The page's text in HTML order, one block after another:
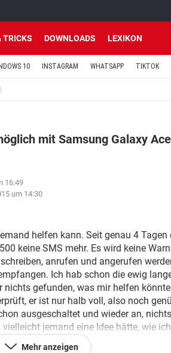
TRICKS DOWNLOADS LEXIKON
10 INSTAGRAM WHATSAPP TIKTOK
mit Samsung Galaxy
16:49
um 14:30
helfen kann. Seit genau 4
keine SMS mehr. Es wird keine
anrufen und angerufen
Ich hab schon die ewig
nichts gefunden, was mir helfen
er ist nur halb voll, also noch
ausgeschaltet und wieder an,
jemand eine Idee hätte, wie
Mehr anzeigen